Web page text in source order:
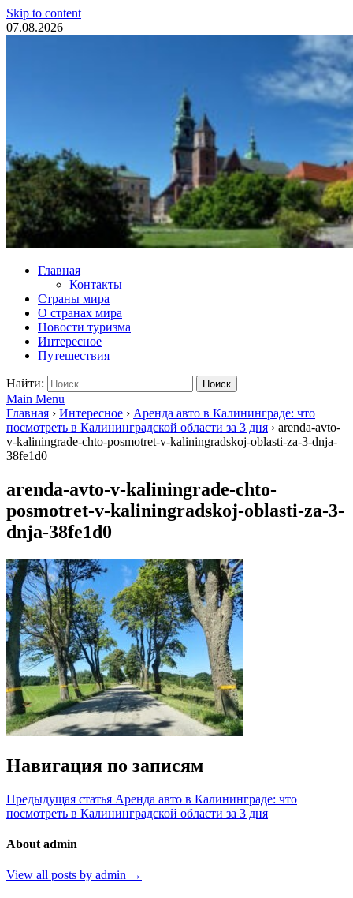
Skip to content
07.08.2026
Туристические новости
Главная
Контакты
Страны мира
О странах мира
Новости туризма
Интересное
Путешествия
Найти:
Main Menu
Главная › Интересное › Аренда авто в Калининграде: что
посмотреть в Калининградской области за 3 дня › arenda-avto-
v-kaliningrade-chto-posmotret-v-kaliningradskoj-oblasti-za-3-dnja-
38fe1d0
arenda-avto-v-kaliningrade-chto-
posmotret-v-kaliningradskoj-oblasti-za-3-
dnja-38fe1d0
Навигация по записям
Предыдущая статья Аренда авто в Калининграде: что
посмотреть в Калининградской области за 3 дня
About admin
View all posts by admin →